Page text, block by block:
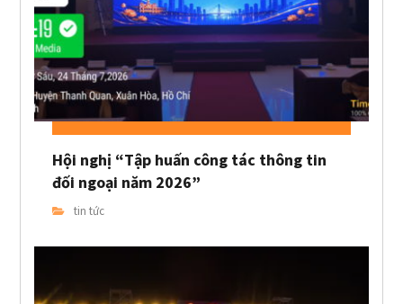
Hội nghị “Tập huấn công tác thông tin
đối ngoại năm 2026”
tin tức